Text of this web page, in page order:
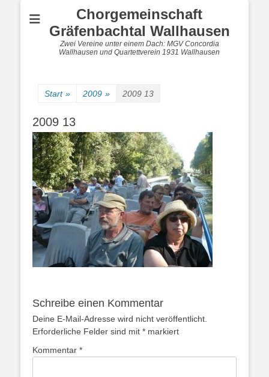
Chorgemeinschaft
Gräfenbachtal Wallhausen
Zwei Vereine unter einem Dach: MGV Concordia
Wallhausen und Quartettverein 1931 Wallhausen
Start » 2009 » 2009 13
2009 13
Schreibe einen Kommentar
Deine E-Mail-Adresse wird nicht veröffentlicht.
Erforderliche Felder sind mit * markiert
Kommentar *